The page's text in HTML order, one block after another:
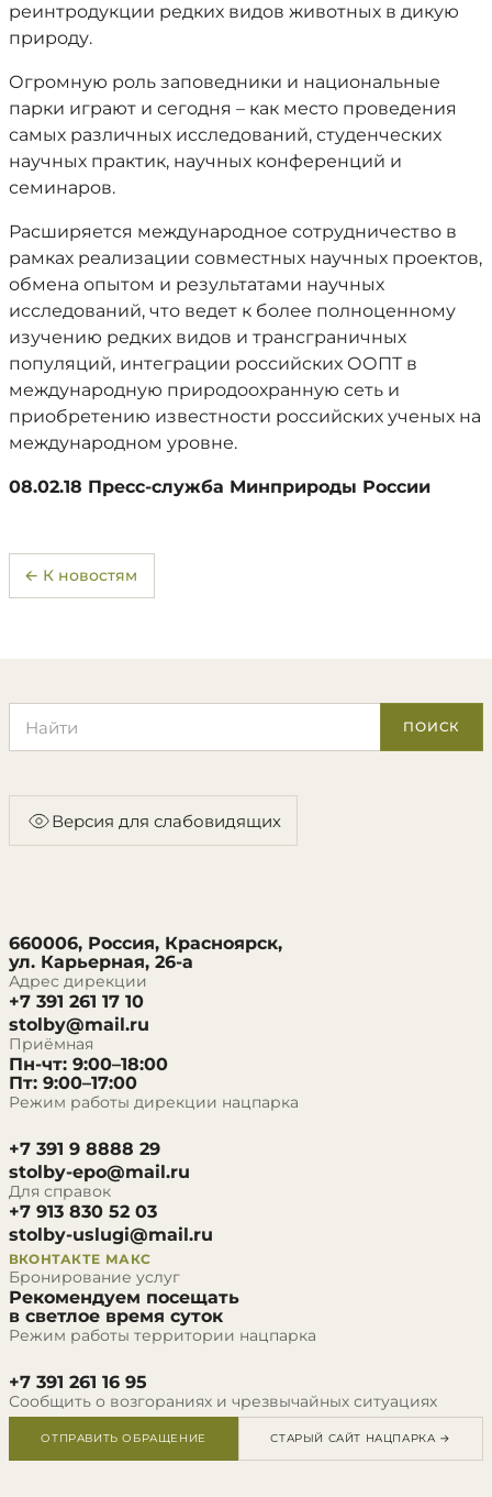
реинтродукции редких видов животных в дикую
природу.
Огромную роль заповедники и национальные
парки играют и сегодня – как место проведения
самых различных исследований, студенческих
научных практик, научных конференций и
семинаров.
Расширяется международное сотрудничество в
рамках реализации совместных научных проектов,
обмена опытом и результатами научных
исследований, что ведет к более полноценному
изучению редких видов и трансграничных
популяций, интеграции российских ООПТ в
международную природоохранную сеть и
приобретению известности российских ученых на
международном уровне.
08.02.18 Пресс-служба Минприроды России
← К новостям
ПОИСК
Версия для слабовидящих
660006, Россия, Красноярск,
ул. Карьерная, 26-а
Адрес дирекции
+7 391 261 17 10
stolby@mail.ru
Приёмная
Пн-чт: 9:00–18:00
Пт: 9:00–17:00
Режим работы дирекции нацпарка
+7 391 9 8888 29
stolby-epo@mail.ru
Для справок
+7 913 830 52 03
stolby-uslugi@mail.ru
ВКОНТАКТЕ МАКС
Бронирование услуг
Рекомендуем посещать
в светлое время суток
Режим работы территории нацпарка
+7 391 261 16 95
Сообщить о возгораниях и чрезвычайных ситуациях
ОТПРАВИТЬ ОБРАЩЕНИЕ СТАРЫЙ САЙТ НАЦПАРКА →